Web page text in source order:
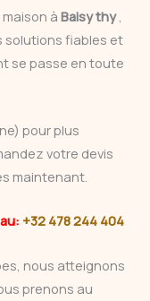
à Baisy thy
solutions fiables et
se passe en toute
pour plus
votre devis
maintenant.
+32 478 244 404
nous atteignons
prenons au